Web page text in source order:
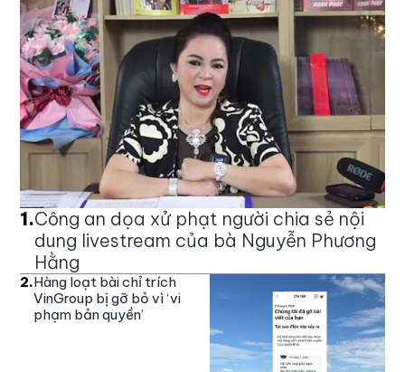
1.Công an dọa xử phạt người chia sẻ nội
dung livestream của bà Nguyễn Phương
Hằng
2.Hàng loạt bài chỉ trích
VinGroup bị gỡ bỏ vì ‘vi
phạm bản quyền’